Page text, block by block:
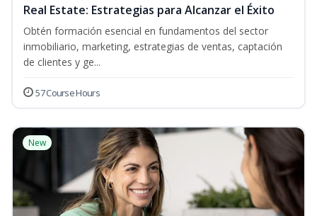
Real Estate: Estrategias para Alcanzar el Éxito
Obtén formación esencial en fundamentos del sector
inmobiliario, marketing, estrategias de ventas, captación
de clientes y ge...
57 Course Hours
New